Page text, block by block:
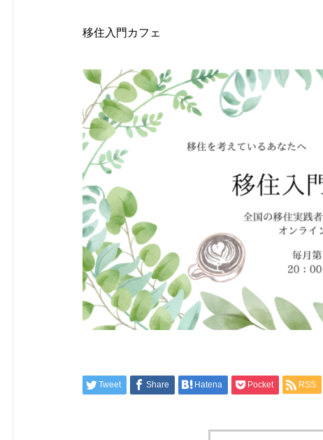
移住入門カフェ
Tweet Share Hatena Pocket RSS